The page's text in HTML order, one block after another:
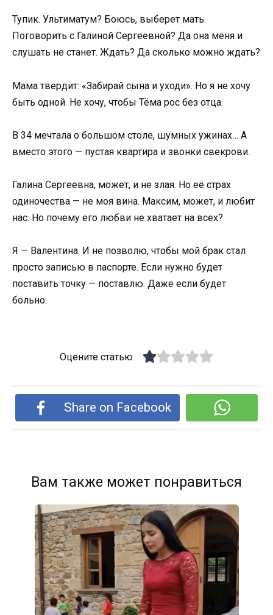
Тупик. Ультиматум? Боюсь, выберет мать.
Поговорить с Галиной Сергеевной? Да она меня и
слушать не станет. Ждать? Да сколько можно ждать?
Мама твердит: «Забирай сына и уходи». Но я не хочу
быть одной. Не хочу, чтобы Тёма рос без отца.
В 34 мечтала о большом столе, шумных ужинах… А
вместо этого — пустая квартира и звонки свекрови.
Галина Сергеевна, может, и не злая. Но её страх
одиночества — не моя вина. Максим, может, и любит
нас. Но почему его любви не хватает на всех?
Я — Валентина. И не позволю, чтобы мой брак стал
просто записью в паспорте. Если нужно будет
поставить точку — поставлю. Даже если будет
больно.
Оцените статью
Share on Facebook
Вам также может понравиться